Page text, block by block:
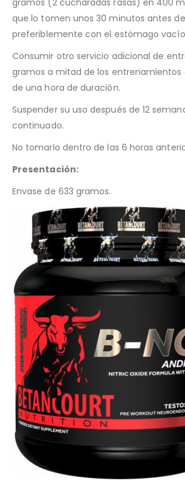
que lo tomen unos 30 minutos antes
preferiblemente con el estómago
Consumir otro servicio adicional de
gramos a mitad de los
de una hora de duración.
Suspender su uso después de 12
continuado.
No tomarlo dentro de las 6 horas
Presentación:
Envase de 633 gramos.